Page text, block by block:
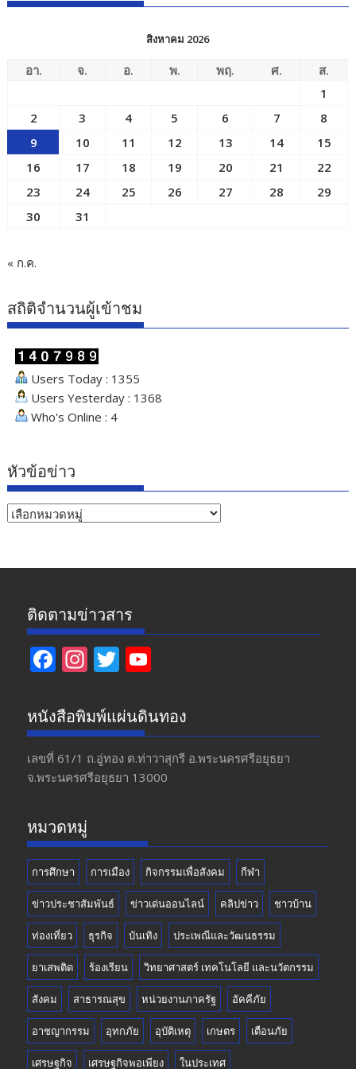
สิงหาคม 2026
อา. จ. อ. พ. พฤ. ศ.
ส.
1
2
3 4 5 6 7
8
9
10 11 12 13 14
15
16
17 18 19 20 21
22
23
24 25 26 27 28
29
30
31
« ก.ค.
สถิติจำนวนผู้เข้าชม
Users Today : 1355
Users Yesterday : 1368
Who's Online : 4
หัวข้อข่าว
หัวข้อ
ติดตามข่าวสาร
F
e
b
o
o
In
a
gr
a
m
T
itt
er
u
T
u
b
หนังสือพิมพ์แผ่นดินทอง
เลขที่ 61/1 ถ.อู่ทอง​ ต.​ท่าวาสุกรี​ อ.พระนครศรีอยุธยา​
จ.พระนครศรีอยุธยา 13000
หมวดหมู่
การศึกษา การเมือง กิจกรรมเพื่อสังคม กีฬา
ข่าวประชาสัมพันธ์ ข่าวเด่นออนไลน์ คลิปข่าว ชาวบ้าน
ท่องเที่ยว ธุรกิจ บันเทิง ประเพณีและวัฒนธรรม
ยาเสพติด ร้องเรียน วิทยาศาสตร์ เทคโนโลยี และนวัตกรรม
สังคม สาธารณสุข หน่วยงานภาครัฐ อัคคีภัย
อาชญากรรม อุทกภัย อุบัติเหตุ เกษตร เตือนภัย
เศรษฐกิจ เศรษฐกิจพอเพียง ในประเทศ